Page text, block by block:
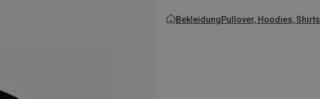
BekleidungPullover, Hoodies, Shirts